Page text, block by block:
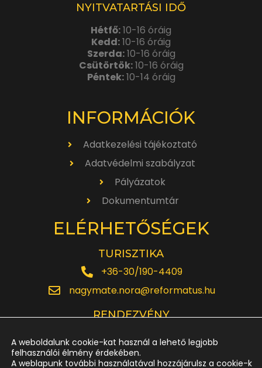
NYITVATARTÁSI IDŐ
Hétfő:10-16 óráig
Kedd:10-16 óráig
Szerda:10-16 óráig
Csütörtök:10-16 óráig
Péntek:10-14 óráig
INFORMÁCIÓK
Adatkezelési tájékoztató
Adatvédelmi szabályzat
Pályázatok
Dokumentumtár
ELÉRHETŐSÉGEK
TURISZTIKA
+36-30/190-4409
nagymate.nora@reformatus.hu
RENDEZVÉNY
rendezveny.nagytemplom@reformatus.hu
A weboldalunk cookie-kat használ a lehető legjobb
felhasználói élmény érdekében.
A weblapunk további használatával hozzájárulsz a cookie-k